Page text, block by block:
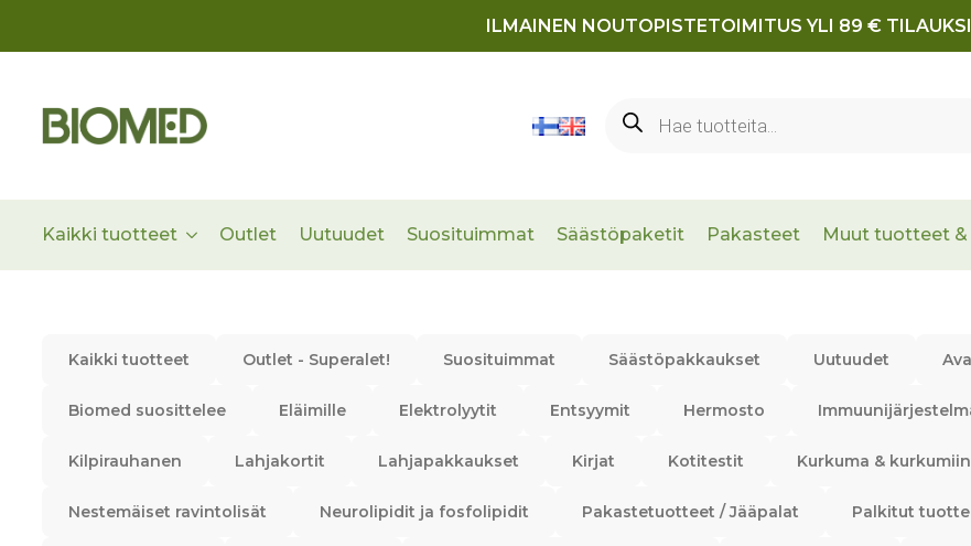
ILMAINEN NOUTOPISTETOIMITUS YLI 89 €
search
Kaikki tuotteet Outlet Uutuudet Suosituimmat Säästöpaketit Pakasteet Muut tuotteet &
Kaikki tuotteet Outlet - Superalet! Suosituimmat Säästöpakkaukset Uutuudet
Biomed suosittelee Eläimille Elektrolyytit Entsyymit Hermosto
Kilpirauhanen Lahjakortit Lahjapakkaukset Kirjat Kotitestit Kurkuma &
Nestemäiset ravintolisät Neurolipidit ja fosfolipidit Pakastetuotteet / Jääpalat Palkitut